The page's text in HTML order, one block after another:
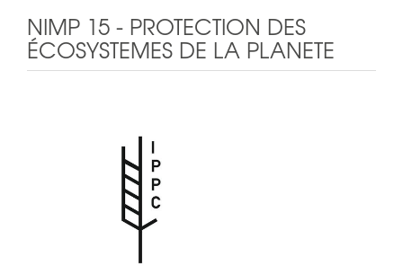
NIMP 15 - PROTECTION DES
ÉCOSYSTEMES DE LA PLANETE